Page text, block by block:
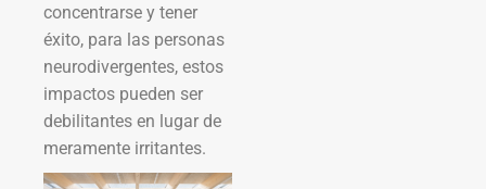
concentrarse y tener
éxito, para las personas
neurodivergentes, estos
impactos pueden ser
debilitantes en lugar de
meramente irritantes.